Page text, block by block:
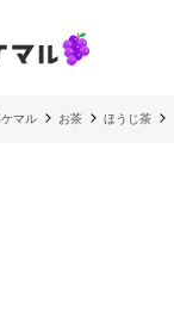
マル お茶 ほうじ茶